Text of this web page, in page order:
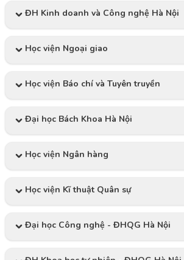
ĐH Kinh doanh và Công nghệ Hà Nội
Học viện Ngoại giao
Học viện Báo chí và Tuyên truyền
Đại học Bách Khoa Hà Nội
Học viện Ngân hàng
Học viện Kĩ thuật Quân sự
Đại học Công nghệ - ĐHQG Hà Nội